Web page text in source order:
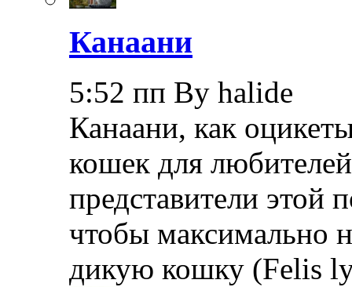
Канаани
5:52 пп By halide
Канаани, как
кошек для
представители этой
чтобы максимально
дикую кошку (Felis